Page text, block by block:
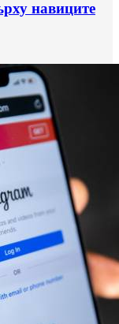
навиците